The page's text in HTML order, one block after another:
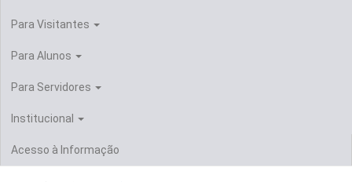
Para Visitantes
Para Alunos
Para Servidores
Institucional
Acesso à Informação